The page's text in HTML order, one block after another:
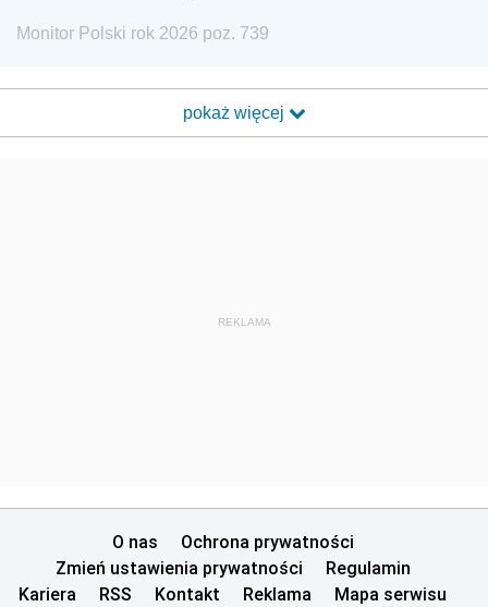
Monitor Polski rok 2026 poz. 739
pokaż więcej
REKLAMA
O nas
Ochrona prywatności
Zmień ustawienia prywatności
Regulamin
Kariera
RSS Kontakt Reklama Mapa serwisu